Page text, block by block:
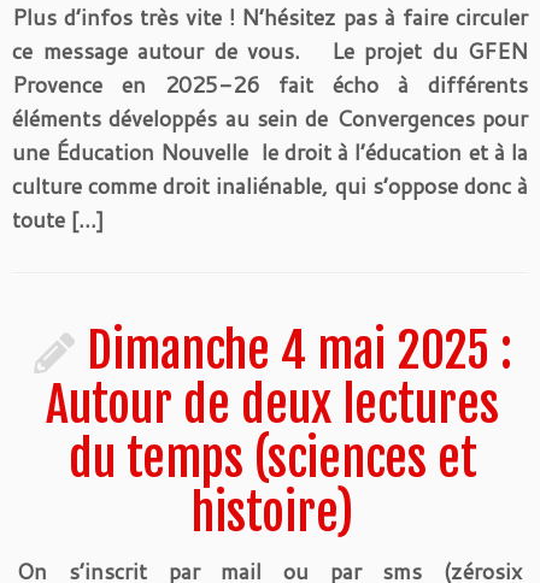
Plus d’infos très vite ! N’hésitez pas à faire circuler
ce message autour de vous. Le projet du GFEN
Provence en 2025-26 fait écho à différents
éléments développés au sein de Convergences pour
une Éducation Nouvelle le droit à l’éducation et à la
culture comme droit inaliénable, qui s’oppose donc à
toute […]
Dimanche 4 mai 2025 :
Autour de deux lectures
du temps (sciences et
histoire)
On s’inscrit par mail ou par sms (zérosix